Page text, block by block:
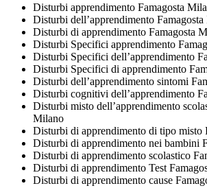
Disturbi apprendimento Famagosta
Disturbi dell’apprendimento
Disturbi di apprendimento Famagosta
Disturbi Specifici apprendimento
Disturbi Specifici dell’apprendimento
Disturbi Specifici di apprendimento
Disturbi dell’apprendimento sintomi
Disturbi cognitivi dell’apprendimento
Disturbi misto dell’apprendimento
Milano
Disturbi di apprendimento di tipo misto
Disturbi di apprendimento nei bambini
Disturbi di apprendimento scolastico
Disturbi di apprendimento Test
Disturbi di apprendimento cause